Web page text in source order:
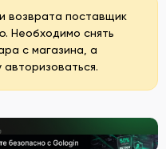
возврата поставщик
Необходимо снять
с магазина, а